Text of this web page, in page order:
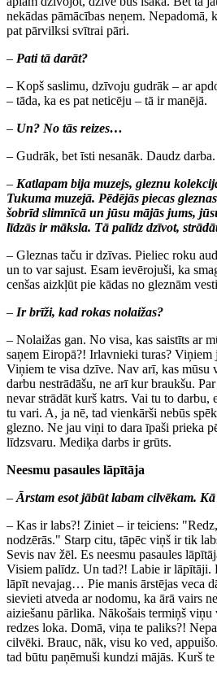
nekādas pāmācības neņem.
pat pārvilksi svītrai pāri.
– Pati tā darāt?
– Kopš saslimu, dzīvoju gudrāk – ar
– tāda, ka es pat neticēju – tā ir manējā.
– Un? No tās reizes…
– Gudrāk, bet īsti nesanāk. Daudz darba.
– Katlapam bija muzejs, gleznu
Tukuma muzejā. Pēdējās piecas
šobrīd slimnīcā un jūsu mājās jums,
līdzās ir māksla. Tā palīdz dzīvot,
– Gleznas taču ir dzīvas. Pieliec roku
un to var sajust. Esam ievērojuši, ka
cenšas aizkļūt pie kādas no gleznām
– Ir brīži, kad rokas nolaižas?
– Nolaižas gan. No visa, kas saistīts ar
saņem Eiropā?! Irlavnieki turas?
Viņiem te visa dzīve. Nav arī, kas mūsu
darbu nestrādāšu, ne arī kur braukšu.
nevar strādāt kurš katrs. Vai tu to darbu,
tu vari. A, ja nē, tad vienkārši nebūs
glezno. Ne jau viņi to dara īpaši prieka
līdzsvaru. Mediķa darbs ir grūts.
Neesmu pasaules lāpītāja
– Ārstam esot jābūt labam cilvēkam.
– Kas ir labs?! Ziniet – ir teiciens:
nodzērās." Starp citu, tāpēc viņš ir tik
Sevis nav žēl. Es neesmu pasaules
Visiem palīdz. Un tad?! Labie ir lāpītāji.
lāpīt nevajag… Pie manis ārstējas veca
sievieti atveda ar nodomu, ka ārā vairs
aiziešanu pārlika. Nākošais termiņš viņu
redzes loka. Domā, viņa te paliks?!
cilvēki. Brauc, nāk, visu ko ved,
tad būtu paņēmuši kundzi mājās. Kurš te